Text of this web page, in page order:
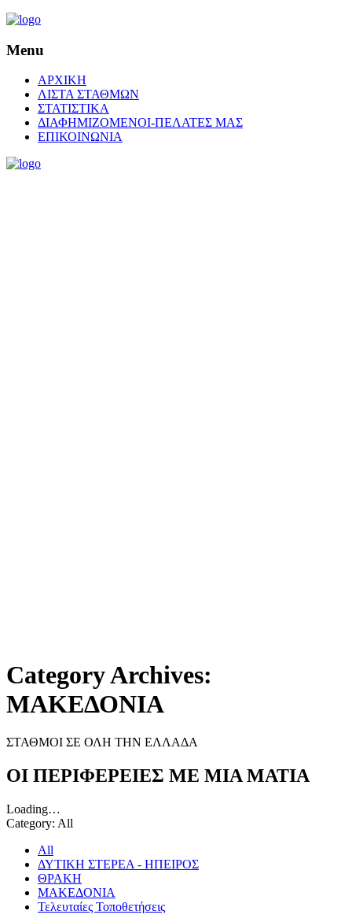
Menu
ΑΡΧΙΚΗ
ΛΙΣΤΑ ΣΤΑΘΜΩΝ
ΣΤΑΤΙΣΤΙΚΑ
ΔΙΑΦΗΜΙΖΟΜΕΝΟΙ-ΠΕΛΑΤΕΣ ΜΑΣ
ΕΠΙΚΟΙΝΩΝΙΑ
Category Archives:
ΜΑΚΕΔΟΝΙΑ
ΣΤΑΘΜΟΙ ΣΕ ΟΛΗ ΤΗΝ ΕΛΛΑΔΑ
ΟΙ ΠΕΡΙΦΕΡΕΙΕΣ ΜΕ ΜΙΑ ΜΑΤΙΑ
Loading…
Category: All
All
ΔΥΤΙΚΗ ΣΤΕΡΕΑ - ΗΠΕΙΡΟΣ
ΘΡΑΚΗ
ΜΑΚΕΔΟΝΙΑ
Τελευταίες Τοποθετήσεις